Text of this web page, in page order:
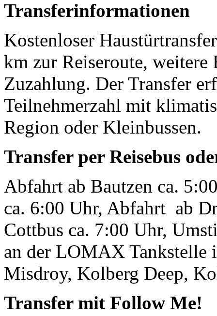
Transferinformationen
Kostenloser
km zur Reiseroute,
Zuzahlung. Der Transfer
Teilnehmerzahl mit
Region oder Kleinbussen.
Transfer per Reisebus
Abfahrt ab Bautzen ca.
ca. 6:00 Uhr, Abfahrt ab
Cottbus ca. 7:00 Uhr,
an der LOMAX Tankstelle
Misdroy, Kolberg Deep,
Transfer mit Follow Me!